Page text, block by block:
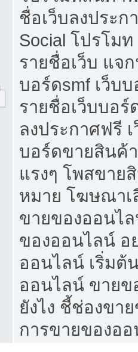
ชื่อเว็บลงประ
Social โปรโม
รายชื่อเว็บ แจ
บอร์ดsmf เว็บ
รายชื่อเว็บบอ
ลงประกาศฟรี
บอร์ดขายสินค้
แรงๆ โพสขาย
หมาย โฆษณาเ
ขายของออนไ
ของออนไลน์ อ
ออนไลน์ เริ่มต้
ออนไลน์ ขายข
ยังไง ชี้ช่องขา
การขายของอ